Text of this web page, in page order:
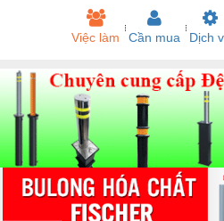
Việc làm Cần mua Dịch